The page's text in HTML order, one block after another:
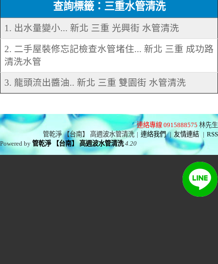
查詢標籤：三重水管清洗
1. 出水量變小... 新北 三重 光興街 水管清洗
2. 二手屋裝修忘記檢查水管堵住... 新北 三重 成功路
清洗水管
3. 龍頭流出醬油.. 新北 三重 雙園街 水管清洗
連絡專線 0915888575 林先生
管乾淨 【台南】 高週波水管清洗 | 連絡我們 | 友情連結 | RSS
Powered by管乾淨 【台南】 高週波水管清洗 4.20